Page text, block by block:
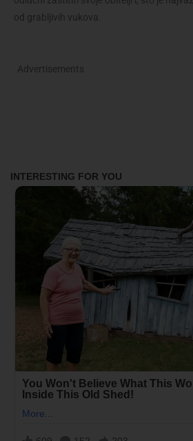
od grabljivih vukova.
Advertisements